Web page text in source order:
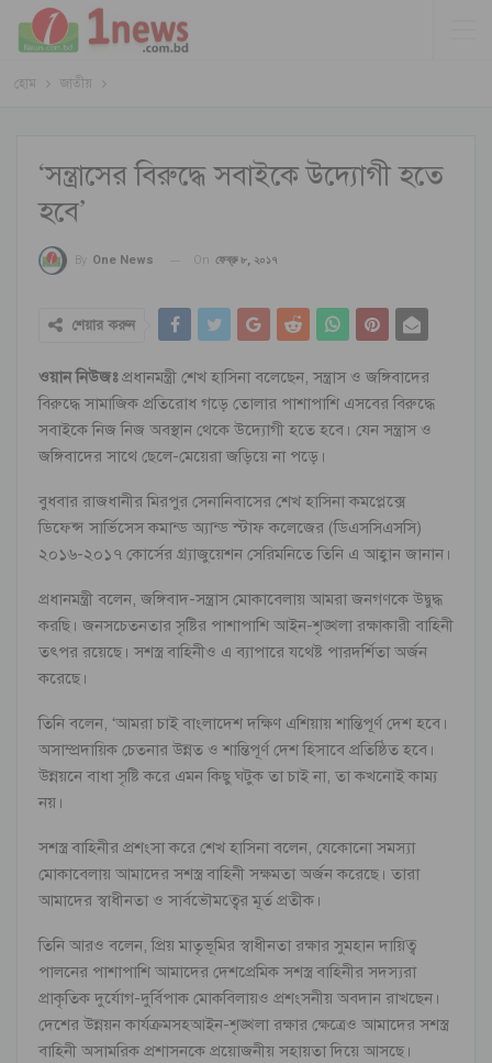
হোম জাতীয়
‘সন্ত্রাসের বিরুদ্ধে সবাইকে উদ্যোগী হতে
হবে’
By One News On ফেব্রু ৮, ২০১৭
শেয়ার করুন
ওয়ান নিউজঃপ্রধানমন্ত্রী শেখ হাসিনা বলেছেন, সন্ত্রাস ও জঙ্গিবাদের
বিরুদ্ধে সামাজিক প্রতিরোধ গড়ে তোলার পাশাপাশি এসবের বিরুদ্ধে
সবাইকে নিজ নিজ অবস্থান থেকে উদ্যোগী হতে হবে। যেন সন্ত্রাস ও
জঙ্গিবাদের সাথে ছেলে-মেয়েরা জড়িয়ে না পড়ে।
বুধবার রাজধানীর মিরপুর সেনানিবাসের শেখ হাসিনা কমপ্লেক্সে
ডিফেন্স সার্ভিসেস কমান্ড অ্যান্ড স্টাফ কলেজের (ডিএসসিএসসি)
২০১৬-২০১৭ কোর্সের গ্র্যাজুয়েশন সেরিমনিতে তিনি এ আহ্বান জানান।
প্রধানমন্ত্রী বলেন, জঙ্গিবাদ-সন্ত্রাস মোকাবেলায় আমরা জনগণকে উদ্বুদ্ধ
করছি। জনসচেতনতার সৃষ্টির পাশাপাশি আইন-শৃঙ্খলা রক্ষাকারী বাহিনী
তৎপর রয়েছে। সশস্ত্র বাহিনীও এ ব্যাপারে যথেষ্ট পারদর্শিতা অর্জন
করেছে।
তিনি বলেন, ‘আমরা চাই বাংলাদেশ দক্ষিণ এশিয়ায় শান্তিপূর্ণ দেশ হবে।
অসাম্প্রদায়িক চেতনার উন্নত ও শান্তিপূর্ণ দেশ হিসাবে প্রতিষ্ঠিত হবে।
উন্নয়নে বাধা সৃষ্টি করে এমন কিছু ঘটুক তা চাই না, তা কখনোই কাম্য
নয়।
সশস্ত্র বাহিনীর প্রশংসা করে শেখ হাসিনা বলেন, যেকোনো সমস্যা
মোকাবেলায় আমাদের সশস্ত্র বাহিনী সক্ষমতা অর্জন করেছে। তারা
আমাদের স্বাধীনতা ও সার্বভৌমত্বের মূর্ত প্রতীক।
তিনি আরও বলেন, প্রিয় মাতৃভূমির স্বাধীনতা রক্ষার সুমহান দায়িত্ব
পালনের পাশাপাশি আমাদের দেশপ্রেমিক সশস্ত্র বাহিনীর সদস্যরা
প্রাকৃতিক দুর্যোগ-দুর্বিপাক মোকবিলায়ও প্রশংসনীয় অবদান রাখছেন।
দেশের উন্নয়ন কার্যক্রমসহআইন-শৃঙ্খলা রক্ষার ক্ষেত্রেও আমাদের সশস্ত্র
বাহিনী অসামরিক প্রশাসনকে প্রয়োজনীয় সহায়তা দিয়ে আসছে।